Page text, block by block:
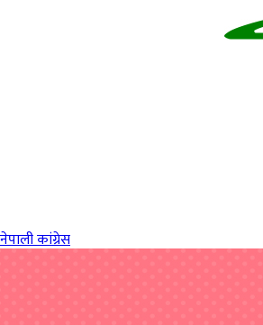
नेपाली कांग्रेस